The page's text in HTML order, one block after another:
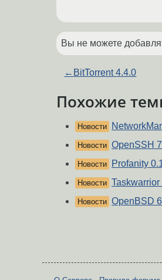
Вы не можете
← BitTorrent 4.4.0
Похожие
Новости
Новости OpenSSH
Новости Profanity
Новости Taskwarrior
Новости OpenBSD